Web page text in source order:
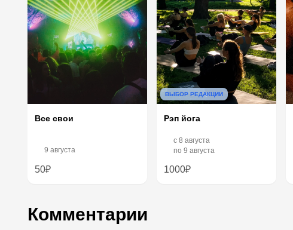
Все свои
9 августа
50₽
ВЫБОР РЕДАКЦИИ
Рэп йога
c 8 августа
по 9 августа
1000₽
Комментарии